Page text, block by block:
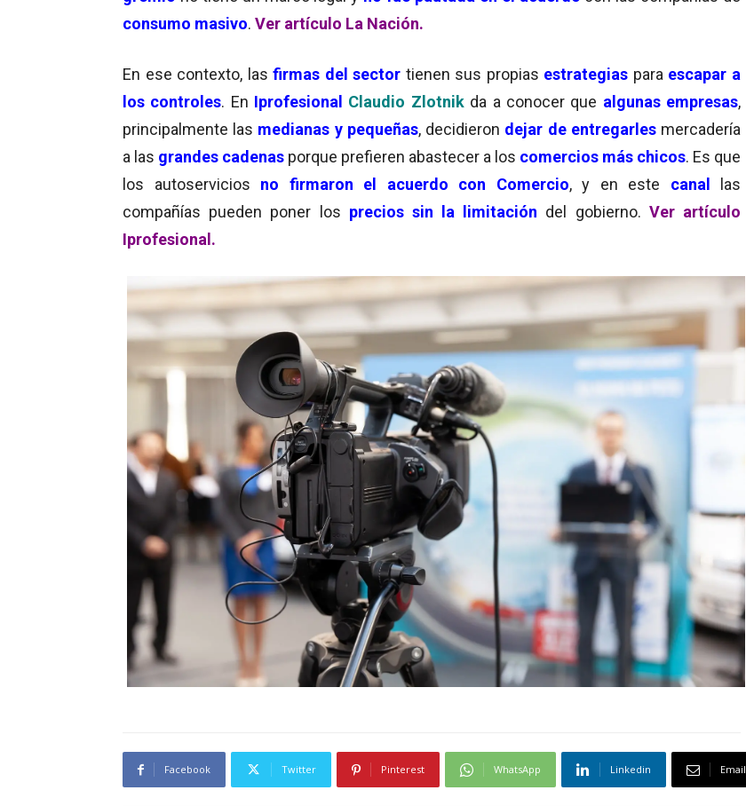
consumo masivo. Ver artículo La Nación.
En ese contexto, las firmas del sector tienen sus propias estrategias para escapar a
los controles. En Iprofesional Claudio Zlotnikda a conocer que algunas empresas,
principalmente las medianas y pequeñas, decidieron dejar de entregarlesmercadería
a las grandes cadenas porque prefieren abastecer a los comercios más chicos. Es que
los autoservicios no firmaron el acuerdo con Comercio, y en este canal las
compañías pueden poner los precios sin la limitación del gobierno. Ver artículo
Iprofesional.
Facebook Twitter Pinterest WhatsApp Linkedin Email